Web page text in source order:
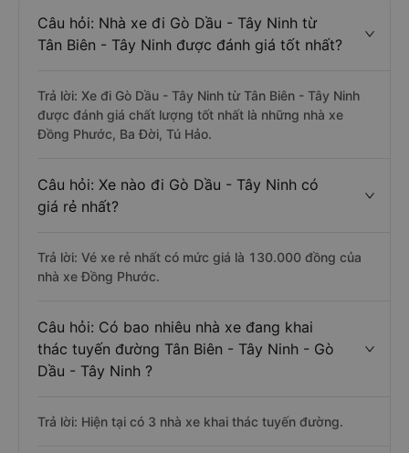
Câu hỏi: Nhà xe đi Gò Dầu - Tây Ninh từ
Tân Biên - Tây Ninh được đánh giá tốt nhất?
Trả lời: Xe đi Gò Dầu - Tây Ninh từ Tân Biên - Tây Ninh
được đánh giá chất lượng tốt nhất là những nhà xe
Đồng Phước, Ba Đời, Tú Hảo.
Câu hỏi: Xe nào đi Gò Dầu - Tây Ninh có
giá rẻ nhất?
Trả lời: Vé xe rẻ nhất có mức giá là 130.000 đồng của
nhà xe Đồng Phước.
Câu hỏi: Có bao nhiêu nhà xe đang khai
thác tuyến đường Tân Biên - Tây Ninh - Gò
Dầu - Tây Ninh ?
Trả lời: Hiện tại có 3 nhà xe khai thác tuyến đường.